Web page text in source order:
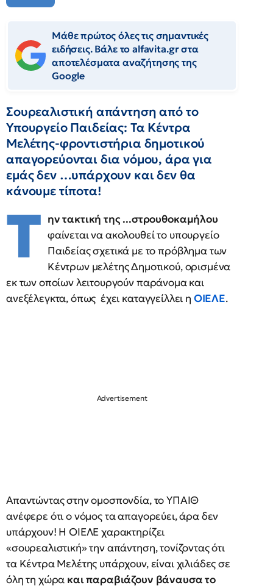
Μάθε πρώτος όλες τις σημαντικές
ειδήσεις. Βάλε το alfavita.gr στα
αποτελέσματα αναζήτησης της
Google
Σουρεαλιστική απάντηση από το
Υπουργείο Παιδείας: Τα Κέντρα
Μελέτης-φροντιστήρια δημοτικού
απαγορεύονται δια νόμου, άρα για
εμάς δεν …υπάρχουν και δεν θα
κάνουμε τίποτα!
Τ ην τακτική της ...στρουθοκαμήλου
φαίνεται να ακολουθεί το υπουργείο
Παιδείας σχετικά με το πρόβλημα των
Κέντρων μελέτης Δημοτικού, ορισμένα
εκ των οποίων λειτουργούν παράνομα και
ανεξέλεγκτα, όπως έχει καταγγείλλει η ΟΙΕΛΕ.
Απαντώντας στην ομοσπονδία, το ΥΠΑΙΘ
ανέφερε ότι ο νόμος τα απαγορεύει, άρα δεν
υπάρχουν! Η ΟΙΕΛΕ χαρακτηρίζει
«σουρεαλιστική» την απάντηση, τονίζοντας ότι
τα Κέντρα Μελέτης υπάρχουν, είναι χιλιάδες σε
όλη τη χώρα και παραβιάζουν βάναυσα το